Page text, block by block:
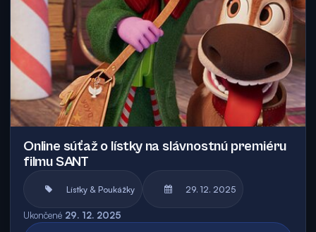
Online súťaž o lístky na slávnostnú premiéru
filmu SANT
Lístky & Poukážky 29. 12. 2025
Ukončené 29. 12. 2025